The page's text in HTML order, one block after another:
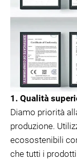
1. Qualità
Diamo priorità
produzione.
ecosostenibili
che tutti i